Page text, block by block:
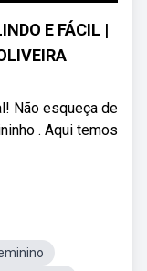
E FÁCIL |
Não esqueça de
. Aqui temos